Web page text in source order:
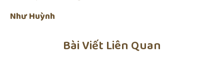
Như Huỳnh
Bài Viết Liên Quan